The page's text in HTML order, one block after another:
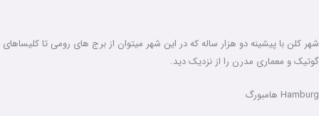
شهر کلن با پیشینه دو هزار ساله که در این شهر میتوان از برج های رومی تا کلیساهای
گوتیک و معماری مدرن را از نزدیک دید.
Hamburg هامبورگ